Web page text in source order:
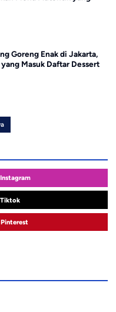
Goreng Enak di Jakarta,
Masuk Daftar Dessert
Instagram
Tiktok
Pinterest